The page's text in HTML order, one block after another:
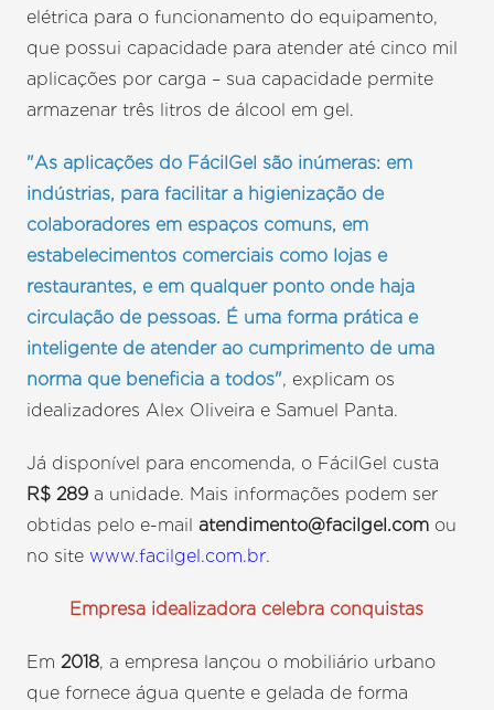
elétrica para o funcionamento do equipamento,
que possui capacidade para atender até cinco mil
aplicações por carga – sua capacidade permite
armazenar três litros de álcool em gel.
"As aplicações do FácilGel são inúmeras: em
indústrias, para facilitar a higienização de
colaboradores em espaços comuns, em
estabelecimentos comerciais como lojas e
restaurantes, e em qualquer ponto onde haja
circulação de pessoas. É uma forma prática e
inteligente de atender ao cumprimento de uma
norma que beneficia a todos", explicam os
idealizadores Alex Oliveira e Samuel Panta.
Já disponível para encomenda, o FácilGel custa
R$ 289 a unidade. Mais informações podem ser
obtidas pelo e-mail atendimento@facilgel.com ou
no site www.facilgel.com.br.
Empresa idealizadora celebra conquistas
Em2018, a empresa lançou o mobiliário urbano
que fornece água quente e gelada de forma